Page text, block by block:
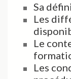
Sa
Les
Le
Les